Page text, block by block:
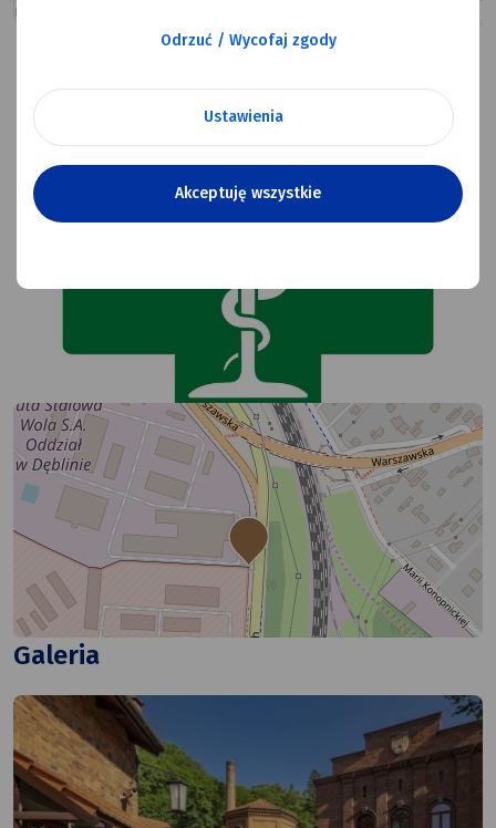
niedziela
Na mapie
−
©OpenStreetMapcontributors
Galeria
Odrzuć / Wycofaj zgody
Ustawienia
Akceptuję wszystkie